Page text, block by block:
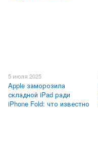
5 июля 2025
Apple заморозила
складной iPad ради
iPhone Fold: что известно